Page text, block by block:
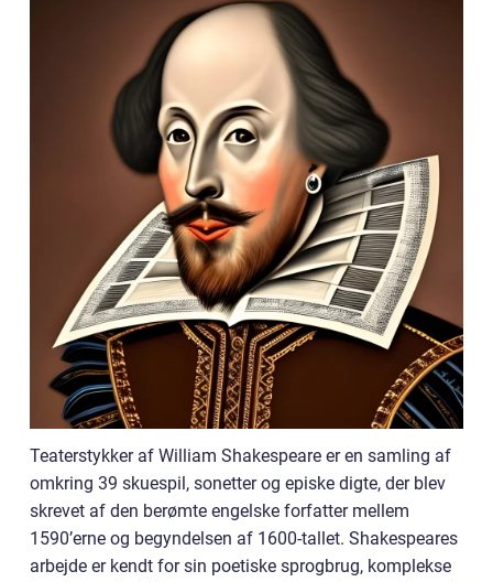
Teaterstykker af William Shakespeare er en samling af
omkring 39 skuespil, sonetter og episke digte, der blev
skrevet af den berømte engelske forfatter mellem
1590’erne og begyndelsen af 1600-tallet. Shakespeares
arbejde er kendt for sin poetiske sprogbrug, komplekse